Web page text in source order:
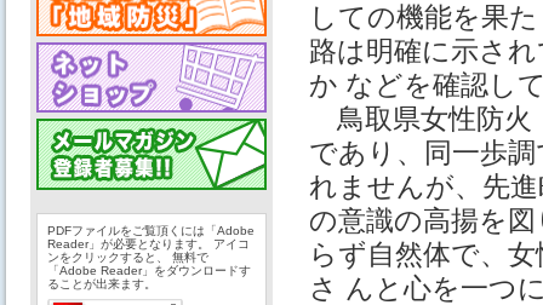
PDFファイルをご覧頂くには「Adobe
Reader」が必要となります。 アイコ
ンをクリックすると、 無料で
「Adobe Reader」をダウンロードす
ることが出来ます。
しての機能を果
路は明確に示さ
か などを確認し
鳥取県女性防火
であり、同一歩
れませんが、先
の意識の高揚を
らず自然体で、
さ んと心を一つ